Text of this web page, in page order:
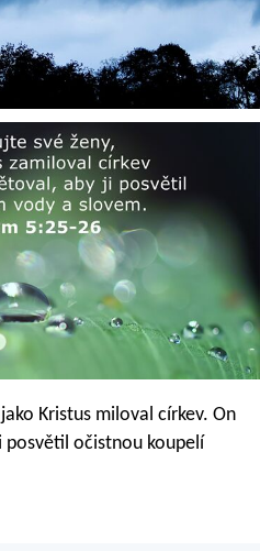
Kristus miloval církev. On
posvětil očistnou koupelí